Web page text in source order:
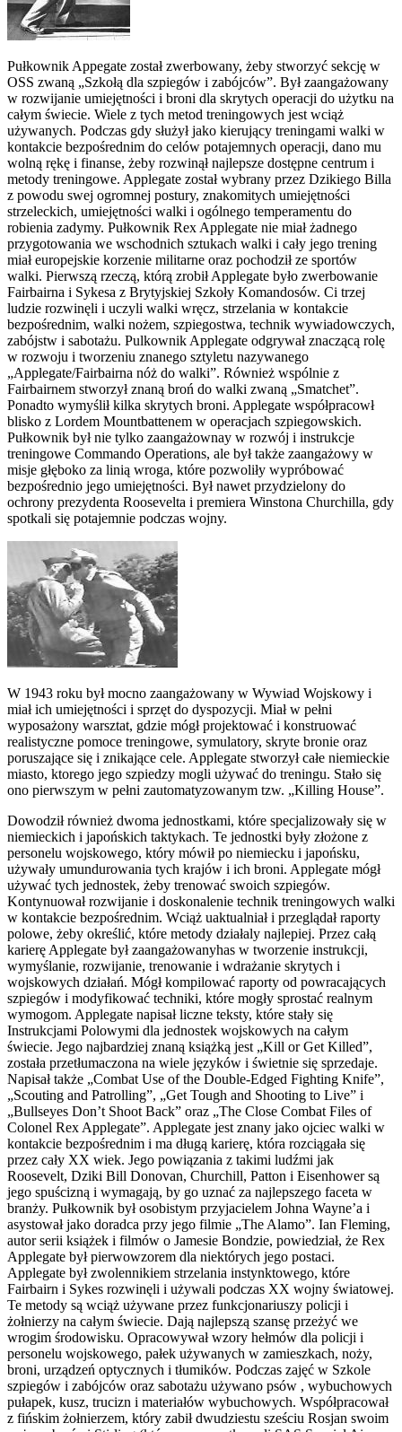
Pułkownik Appegate został zwerbowany, żeby stworzyć sekcję w
OSS zwaną „Szkołą dla szpiegów i zabójców”. Był zaangażowany
w rozwijanie umiejętności i broni dla skrytych operacji do użytku na
całym świecie. Wiele z tych metod treningowych jest wciąż
używanych. Podczas gdy służył jako kierujący treningami walki w
kontakcie bezpośrednim do celów potajemnych operacji, dano mu
wolną rękę i finanse, żeby rozwinął najlepsze dostępne centrum i
metody treningowe. Applegate został wybrany przez Dzikiego Billa
z powodu swej ogromnej postury, znakomitych umiejętności
strzeleckich, umiejętności walki i ogólnego temperamentu do
robienia zadymy. Pułkownik Rex Applegate nie miał żadnego
przygotowania we wschodnich sztukach walki i cały jego trening
miał europejskie korzenie militarne oraz pochodził ze sportów
walki. Pierwszą rzeczą, którą zrobił Applegate było zwerbowanie
Fairbairna i Sykesa z Brytyjskiej Szkoły Komandosów. Ci trzej
ludzie rozwinęli i uczyli walki wręcz, strzelania w kontakcie
bezpośrednim, walki nożem, szpiegostwa, technik wywiadowczych,
zabójstw i sabotażu. Pulkownik Applegate odgrywał znaczącą rolę
w rozwoju i tworzeniu znanego sztyletu nazywanego
„Applegate/Fairbairna nóż do walki”. Również wspólnie z
Fairbairnem stworzył znaną broń do walki zwaną „Smatchet”.
Ponadto wymyślił kilka skrytych broni. Applegate współpracowł
blisko z Lordem Mountbattenem w operacjach szpiegowskich.
Pułkownik był nie tylko zaangażownay w rozwój i instrukcje
treningowe Commando Operations, ale był także zaangażowy w
misje głęboko za linią wroga, które pozwoliły wypróbować
bezpośrednio jego umiejętności. Był nawet przydzielony do
ochrony prezydenta Roosevelta i premiera Winstona Churchilla, gdy
spotkali się potajemnie podczas wojny.
W 1943 roku był mocno zaangażowany w Wywiad Wojskowy i
miał ich umiejętności i sprzęt do dyspozycji. Miał w pełni
wyposażony warsztat, gdzie mógł projektować i konstruować
realistyczne pomoce treningowe, symulatory, skryte bronie oraz
poruszające się i znikające cele. Applegate stworzył całe niemieckie
miasto, ktorego jego szpiedzy mogli używać do treningu. Stało się
ono pierwszym w pełni zautomatyzowanym tzw. „Killing House”.
Dowodził również dwoma jednostkami, które specjalizowały się w
niemieckich i japońskich taktykach. Te jednostki były złożone z
personelu wojskowego, który mówił po niemiecku i japońsku,
używały umundurowania tych krajów i ich broni. Applegate mógł
używać tych jednostek, żeby trenować swoich szpiegów.
Kontynuował rozwijanie i doskonalenie technik treningowych walki
w kontakcie bezpośrednim. Wciąż uaktualniał i przeglądał raporty
polowe, żeby określić, które metody działaly najlepiej. Przez całą
karierę Applegate był zaangażowanyhas w tworzenie instrukcji,
wymyślanie, rozwijanie, trenowanie i wdrażanie skrytych i
wojskowych działań. Mógł kompilować raporty od powracających
szpiegów i modyfikować techniki, które mogły sprostać realnym
wymogom. Applegate napisał liczne teksty, które stały się
Instrukcjami Polowymi dla jednostek wojskowych na całym
świecie. Jego najbardziej znaną książką jest „Kill or Get Killed”,
została przetłumaczona na wiele języków i świetnie się sprzedaje.
Napisał także „Combat Use of the Double-Edged Fighting Knife”,
„Scouting and Patrolling”, „Get Tough and Shooting to Live” i
„Bullseyes Don’t Shoot Back” oraz „The Close Combat Files of
Colonel Rex Applegate”. Applegate jest znany jako ojciec walki w
kontakcie bezpośrednim i ma długą karierę, która rozciągała się
przez cały XX wiek. Jego powiązania z takimi ludźmi jak
Roosevelt, Dziki Bill Donovan, Churchill, Patton i Eisenhower są
jego spuścizną i wymagają, by go uznać za najlepszego faceta w
branży. Pułkownik był osobistym przyjacielem Johna Wayne’a i
asystował jako doradca przy jego filmie „The Alamo”. Ian Fleming,
autor serii książek i filmów o Jamesie Bondzie, powiedział, że Rex
Applegate był pierwowzorem dla niektórych jego postaci.
Applegate był zwolennikiem strzelania instynktowego, które
Fairbairn i Sykes rozwinęli i używali podczas XX wojny światowej.
Te metody są wciąż używane przez funkcjonariuszy policji i
żołnierzy na całym świecie. Dają najlepszą szansę przeżyć we
wrogim środowisku. Opracowywał wzory hełmów dla policji i
personelu wojskowego, pałek używanych w zamieszkach, noży,
broni, urządzeń optycznych i tłumików. Podczas zajęć w Szkole
szpiegów i zabójców oraz sabotażu używano psów , wybuchowych
pułapek, kusz, trucizn i materiałów wybuchowych. Współpracował
z fińskim żołnierzem, który zabił dwudziestu sześciu Rosjan swoim